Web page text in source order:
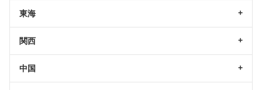
東海
関西
中国